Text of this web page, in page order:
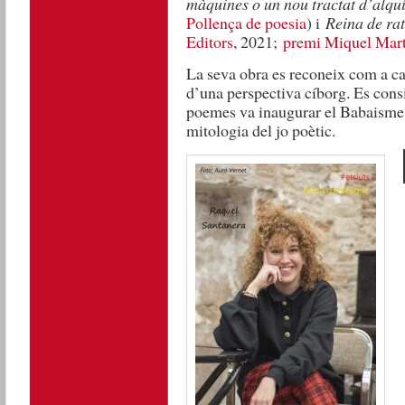
Pollença de poesia) i Reina de
Editors, 2021; premi Miquel
La seva obra es reconeix com a
d’una perspectiva cíborg. Es
poemes va inaugurar el
mitologia del jo poètic.